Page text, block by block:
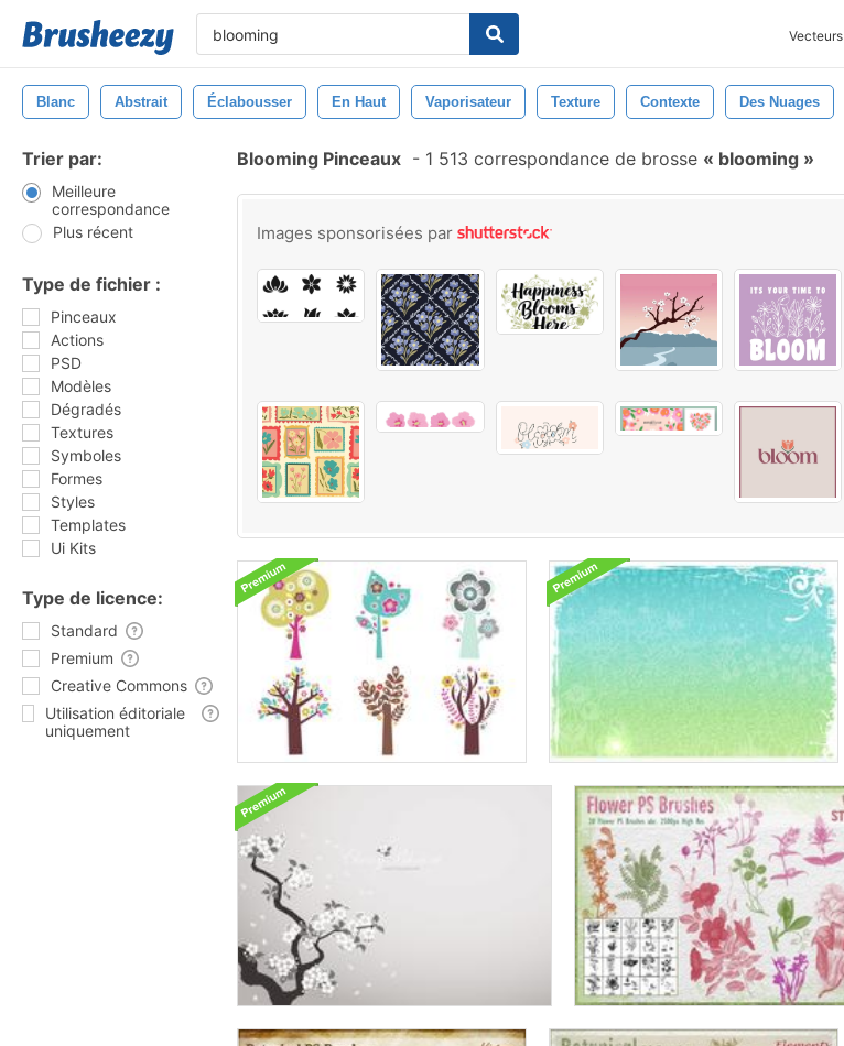
Vecteurs
Blanc Abstrait Éclabousser En Haut Vaporisateur Texture Contexte Des Nuages
Trier par:
Meilleure
correspondance
Plus récent
Type de fichier :
Pinceaux
Actions
PSD
Modèles
Dégradés
Textures
Symboles
Formes
Styles
Templates
Ui Kits
Type de licence:
Standard
Premium
Creative Commons
Utilisation éditoriale
uniquement
Blooming Pinceaux - 1 513 correspondance de brosse blooming
Images sponsorisées par